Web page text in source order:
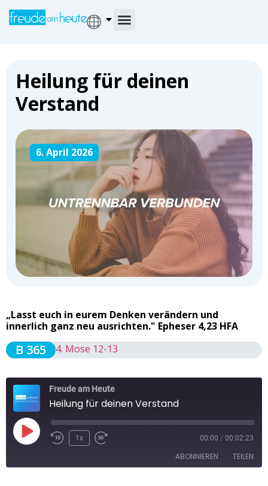
Heilung für deinen
Verstand
6. April 2026
„Lasst euch in eurem Denken verändern und
innerlich ganz neu ausrichten." Epheser 4,23 HFA
B 365 4. Mose 12-13
Freude am Heute
Heilung für deinen Verstand
1x 00:00 / 00:02:23
ABONNIEREN TEILEN